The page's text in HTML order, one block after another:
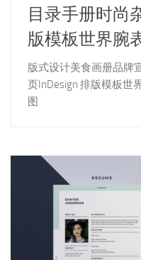
目录手册时尚
版模板世界腕
版式设计美食画册品牌
页InDesign 排版模板世
图